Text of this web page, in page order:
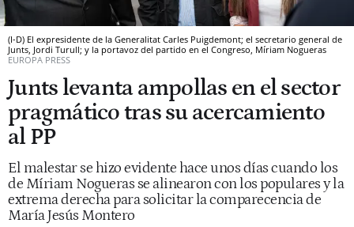
(I-D) El expresidente de la Generalitat Carles Puigdemont; el secretario general de
Junts, Jordi Turull; y la portavoz del partido en el Congreso, Míriam Nogueras
EUROPA PRESS
Junts levanta ampollas en el sector
pragmático tras su acercamiento
al PP
El malestar se hizo evidente hace unos días cuando los
de Míriam Nogueras se alinearon con los populares y la
extrema derecha para solicitar la comparecencia de
María Jesús Montero